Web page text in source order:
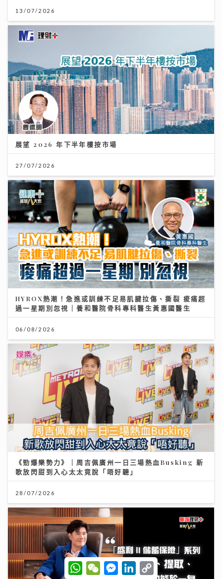
13/07/2026
展望 2026 年下半年樓按市場
27/07/2026
HYROX熱潮！急進或訓練不足易肌腱拉傷、撕裂 痠痛超
過一星期別忽視｜養和醫院骨科專科醫生黃惠國醫生
06/08/2026
《勁爆樂勢力》｜周吉佩廣州一日三場熱血Busking 新
歌放閃甜到入心太太竟說「唔好聽」
28/07/2026
W
h
W
e
M
e
L
C
o